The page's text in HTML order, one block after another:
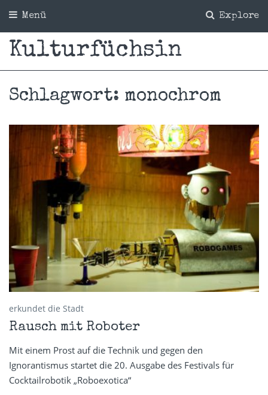
Explore
Menü
Kulturfüchsin
Schlagwort: monochrom
erkundet die Stadt
Rausch mit Roboter
Mit einem Prost auf die Technik und gegen den
Ignorantismus startet die 20. Ausgabe des Festivals für
Cocktailrobotik „Roboexotica“